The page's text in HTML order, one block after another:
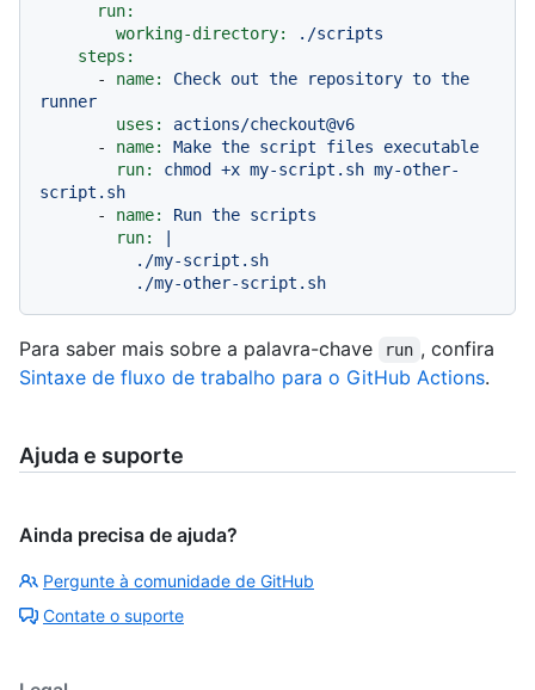
run:
working-directory:
./scripts
steps:
-
name: Check out the repository to the
runner
uses:
actions/checkout@v6
-
name: Make the script files
executable
run:
chmod +x my-script.sh my-other-
script.sh
-
name: Run the scripts
run:
Para saber mais sobre a palavra-chave run , confira
Sintaxe de fluxo de trabalho para o GitHub Actions.
Ajuda e suporte
Ainda precisa de ajuda?
Pergunte à comunidade de GitHub
Contate o suporte